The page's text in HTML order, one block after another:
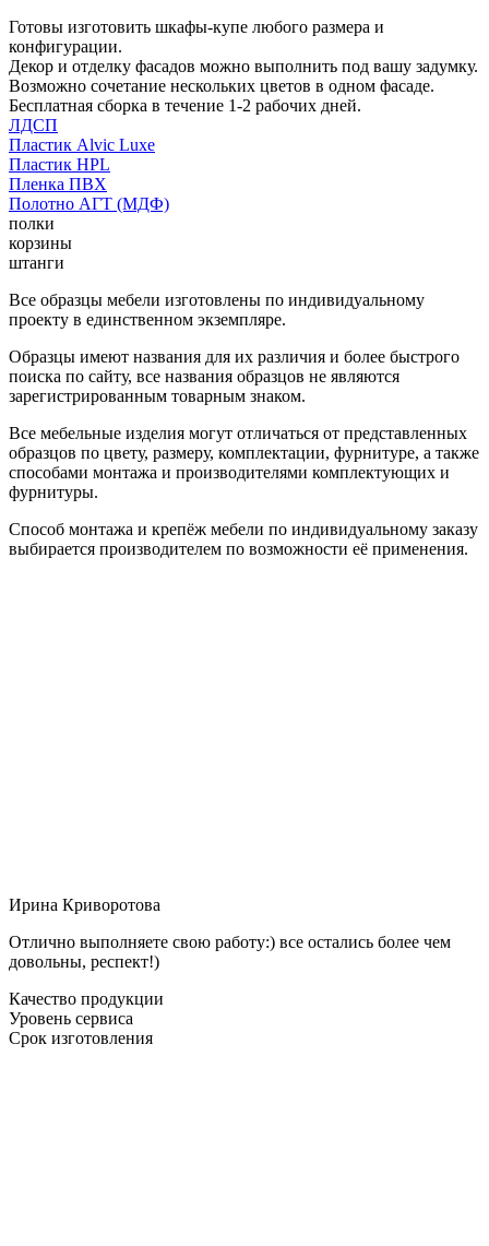
Готовы изготовить шкафы-купе любого размера и
конфигурации.
Декор и отделку фасадов можно выполнить под вашу задумку.
Возможно сочетание нескольких цветов в одном фасаде.
Бесплатная сборка в течение 1-2 рабочих дней.
ЛДСП
Пластик Alvic Luxe
Пластик HPL
Пленка ПВХ
Полотно АГТ (МДФ)
полки
корзины
штанги
Все образцы мебели изготовлены по индивидуальному
проекту в единственном экземпляре.
Образцы имеют названия для их различия и более быстрого
поиска по сайту, все названия образцов не являются
зарегистрированным товарным знаком.
Все мебельные изделия могут отличаться от представленных
образцов по цвету, размеру, комплектации, фурнитуре, а также
способами монтажа и производителями комплектующих и
фурнитуры.
Способ монтажа и крепёж мебели по индивидуальному заказу
выбирается производителем по возможности её применения.
Ирина Криворотова
Отлично выполняете свою работу:) все остались более чем
довольны, респект!)
Качество продукции
Уровень сервиса
Срок изготовления